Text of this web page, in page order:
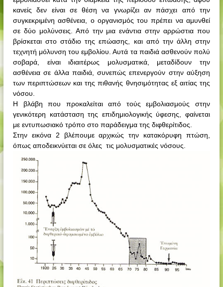
κανείς δεν είναι σε θέση να γνωρίζει αν πάσχει από την
συγκεκριμένη ασθένεια, ο οργανισμός του πρέπει να αμυνθεί
σε δύο μολύνσεις. Από την μια ενάντια στην αρρώστια που
βρίσκεται στο στάδιο της επώασης, και από την άλλη στην
τεχνητή μόλυνση του εμβολίου. Αυτά τα παιδιά ασθενούν πολύ
σοβαρά, είναι ιδιαιτέρως μολυσματικά, μεταδίδουν την
ασθένεια σε άλλα παιδιά, συνεπώς επενεργούν στην αύξηση
των περιπτώσεων και της πιθανής θνησιμότητας εξ αιτίας της
νόσου.
Η βλάβη που προκαλείται από τούς εμβολιασμούς στην
γενικότερη κατάσταση της επιδημιολογικής ύφεσης, φαίνεται
με εντυπωσιακό τρόπο στο παράδειγμα της διφθερίτιδος.
Στην εικόνα 2 βλέπουμε αρχικώς την κατακόρυφη πτώση,
όπως αποδεικνύεται σε όλες τις μολυσματικές νόσους.